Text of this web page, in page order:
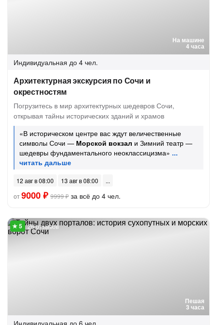
На машине
4 часа
Индивидуальная до 4 чел.
Архитектурная экскурсия по Сочи и
окрестностям
Погрузитесь в мир архитектурных шедевров Сочи,
открывая тайны исторических зданий и храмов
«В историческом центре вас ждут величественные
символы Сочи — Морской вокзал и Зимний театр —
шедевры фундаментального неоклассицизма»
12 авг в 08:00
13 авг в 08:00
от9000 ₽ 9999 ₽ за всё до 4 чел.
Пешая
3 часа
26 отзывов
Индивидуальная до 6 чел.